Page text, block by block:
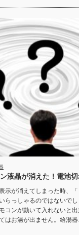
液晶が消えた！電池
示が消えてしまった時、
らっしゃるのではないで
コンが動いて入れないと
はお湯が出ません。給湯